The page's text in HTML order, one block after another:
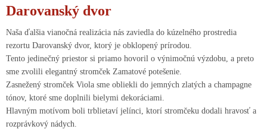
Darovanský dvor
Naša ďalšia vianočná realizácia nás zaviedla do kúzelného prostredia
rezortu Darovanský dvor, ktorý je obklopený prírodou.
Tento jedinečný priestor si priamo hovoril o výnimočnú výzdobu, a preto
sme zvolili elegantný stromček Zamatové potešenie.
Zasnežený stromček Viola sme obliekli do jemných zlatých a champagne
tónov, ktoré sme doplnili bielymi dekoráciami.
Hlavným motívom boli trblietaví jelínci, ktorí stromčeku dodali hravosť a
rozprávkový nádych.